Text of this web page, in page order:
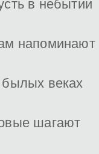
в небытии
напоминают
веках
шагают